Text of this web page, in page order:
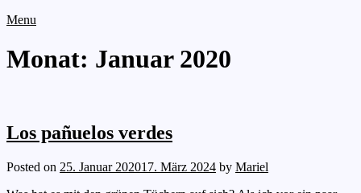
Menu
Monat: Januar 2020
Los pañuelos verdes
Posted on 25. Januar 202017. März 2024 by Mariel